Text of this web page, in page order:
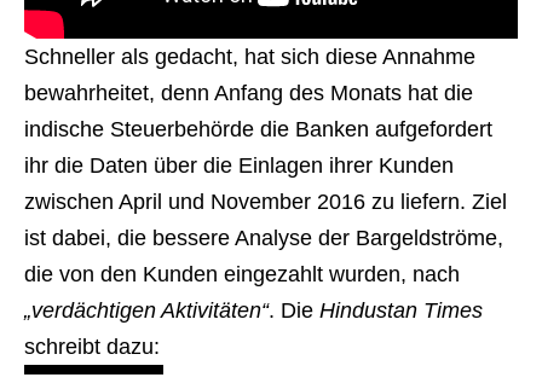
Schneller als gedacht, hat sich diese Annahme
bewahrheitet, denn Anfang des Monats hat die
indische Steuerbehörde die Banken aufgefordert
ihr die Daten über die Einlagen ihrer Kunden
zwischen April und November 2016 zu liefern. Ziel
ist dabei, die bessere Analyse der Bargeldströme,
die von den Kunden eingezahlt wurden, nach
„verdächtigen Aktivitäten“. Die Hindustan Times
schreibt dazu: